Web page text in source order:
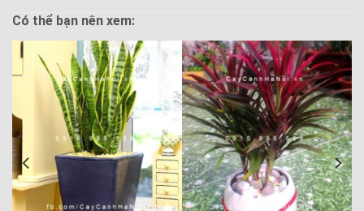
Có thể bạn nên xem: